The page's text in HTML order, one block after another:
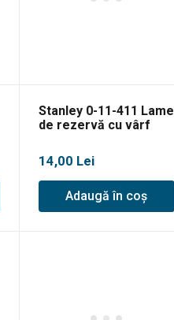
Stanley 0-11-411 Lame
de rezervă cu vârf
14,00 Lei
Adaugă în coș